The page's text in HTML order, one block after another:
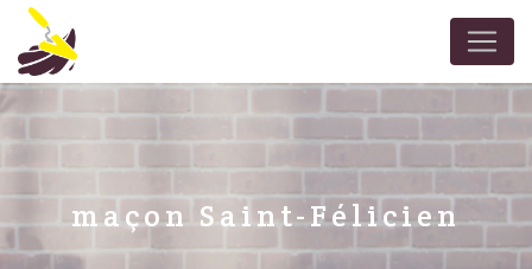
maçon Saint-Félicien
Panneau de gestion des cookies